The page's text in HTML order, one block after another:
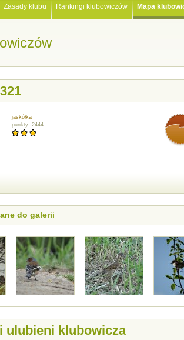
Zasady klubu Rankingi klubowiczów Mapa
jaskółka
punkty: 2444
do galerii
ulubieni klubowicza